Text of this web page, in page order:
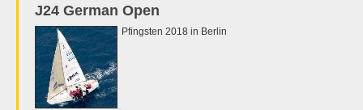
J24 German Open
Pfingsten 2018 in Berlin